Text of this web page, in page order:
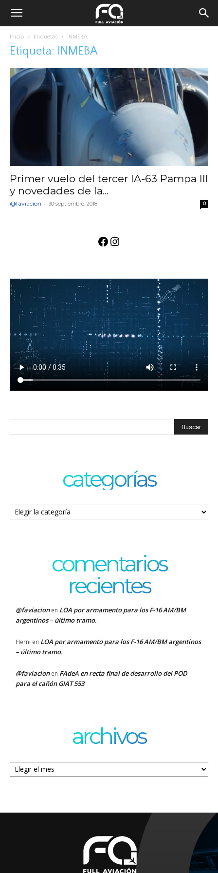
Inicio Etiquetas INMEBA
Etiqueta: INMEBA
Primer vuelo del tercer IA-63 Pampa III
y novedades de la...
@faviacion - 30 septiembre, 2018 0
Facebook
Instagram
categorías
Categorías
comentarios
recientes
@faviacionen LOA por armamento para los F-16 AM/BM
argentinos – último tramo.
Herni en LOA por armamento para los F-16 AM/BM argentinos
– último tramo.
@faviacionen FAdeA en recta final de desarrollo del POD
para el cañón GIAT 553
archivos
Archivos